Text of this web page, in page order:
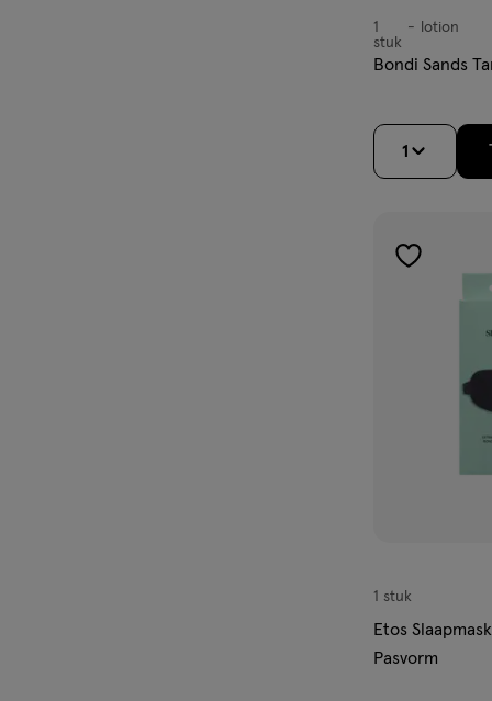
lotion
1
stuk
lotion
Bondi Sands
1
toevoegen
1 stuk
Etos
Pasvorm